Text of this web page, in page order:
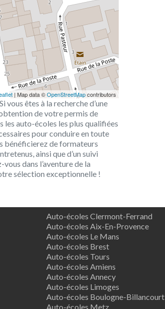
| Map data ©OpenStreetMapcontributors
vous êtes à la recherche d’une
de votre permis de
les auto-écoles les plus qualifiées
pour conduire en toute
bénéficierez de formateurs
ainsi que d’un suivi
dans l’aventure de la
sélection exceptionnelle !
Auto-écoles Clermont-Ferrand
Auto-écoles Aix-En-Provence
Auto-écoles Le Mans
Auto-écoles Brest
Auto-écoles Tours
Auto-écoles Amiens
Auto-écoles Annecy
Auto-écoles Limoges
Auto-écoles Boulogne-Billancourt
Auto-écoles Metz